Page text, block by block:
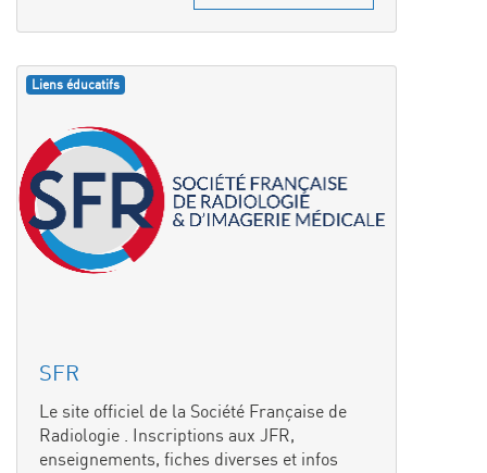
Liens éducatifs
SFR
Le site officiel de la Société Française de
Radiologie . Inscriptions aux JFR,
enseignements, fiches diverses et infos